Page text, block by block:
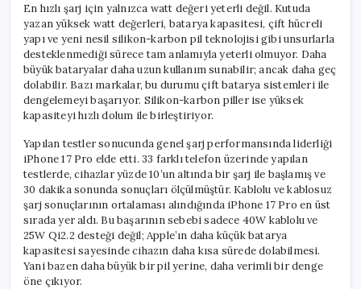
En hızlı şarj için yalnızca watt değeri yeterli değil. Kutuda
yazan yüksek watt değerleri, batarya kapasitesi, çift hücreli
yapı ve yeni nesil silikon-karbon pil teknolojisi gibi unsurlarla
desteklenmediği sürece tam anlamıyla yeterli olmuyor. Daha
büyük bataryalar daha uzun kullanım sunabilir; ancak daha geç
dolabilir. Bazı markalar, bu durumu çift batarya sistemleri ile
dengelemeyi başarıyor. Silikon-karbon piller ise yüksek
kapasiteyi hızlı dolum ile birleştiriyor.
Yapılan testler sonucunda genel şarj performansında liderliği
iPhone 17 Pro elde etti. 33 farklı telefon üzerinde yapılan
testlerde, cihazlar yüzde 10’un altında bir şarj ile başlamış ve
30 dakika sonunda sonuçları ölçülmüştür. Kablolu ve kablosuz
şarj sonuçlarının ortalaması alındığında iPhone 17 Pro en üst
sırada yer aldı. Bu başarının sebebi sadece 40W kablolu ve
25W Qi2.2 desteği değil; Apple’ın daha küçük batarya
kapasitesi sayesinde cihazın daha kısa sürede dolabilmesi.
Yani bazen daha büyük bir pil yerine, daha verimli bir denge
öne çıkıyor.